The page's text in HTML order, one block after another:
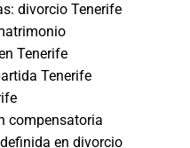
divorcio Tenerife
Tenerife
Tenerife
compensatoria
en divorcio